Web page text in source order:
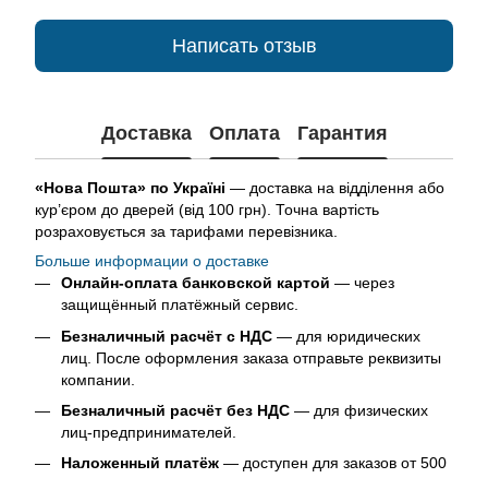
Написать отзыв
Доставка Оплата Гарантия
«Нова Пошта» по Україні — доставка на відділення або
кур’єром до дверей (від 100 грн). Точна вартість
розраховується за тарифами перевізника.
Больше информации о доставке
Онлайн-оплата банковской картой — через
защищённый платёжный сервис.
Безналичный расчёт с НДС — для юридических
лиц. После оформления заказа отправьте реквизиты
компании.
Безналичный расчёт без НДС — для физических
лиц-предпринимателей.
Наложенный платёж — доступен для заказов от 500